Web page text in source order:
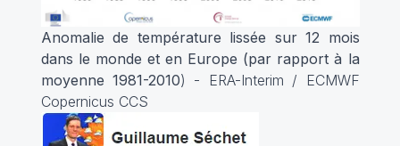
Anomalie de température lissée sur 12 mois
dans le monde et en Europe (par rapport à la
moyenne 1981-2010) - ERA-Interim / ECMWF
Copernicus CCS